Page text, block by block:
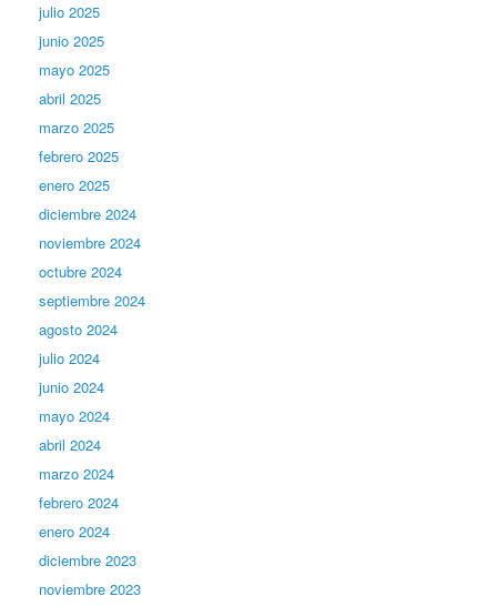
julio 2025
junio 2025
mayo 2025
abril 2025
marzo 2025
febrero 2025
enero 2025
diciembre 2024
noviembre 2024
octubre 2024
septiembre 2024
agosto 2024
julio 2024
junio 2024
mayo 2024
abril 2024
marzo 2024
febrero 2024
enero 2024
diciembre 2023
noviembre 2023